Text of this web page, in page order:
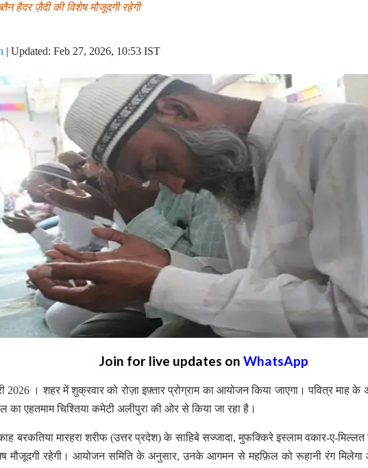
हैदर ज़ैदी की विशेष मौजूदगी रहेगी
| Updated: Feb 27, 2026, 10:53 IST
Join for live updates on WhatsApp
2026 । शहर में शुक्रवार को रोज़ा इफ़्तार प्रोग्राम का आयोजन किया जाएगा। पवित्र माह
का एहतमाम चिश्तिया कमेटी अलीपुरा की ओर से किया जा रहा है।
बरकतिया मारहरा शरीफ (उत्तर प्रदेश) के साहिबे सज्जादा, मुफक्किरे इस्लाम वकार-ए-
मौजूदगी रहेगी। आयोजन समिति के अनुसार, उनके आगमन से महफ़िल को रूहानी रंग मिलेगा